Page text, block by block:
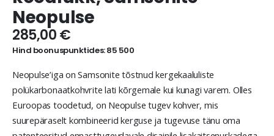
Neopulse
285,00€
Hind boonuspunktides: 85 500
Neopulse’iga on Samsonite tõstnud kergekaaluliste
polükarbonaatkohvrite lati kõrgemale kui kunagi varem. Olles
Euroopas toodetud, on Neopulse tugev kohver, mis
suurepäraselt kombineerid kerguse ja tugevuse tänu oma